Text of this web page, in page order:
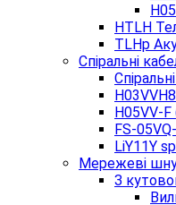
HTLH
TLHp
Спіральні
H05VV-
FS-
LiY11Y
Мережеві
З